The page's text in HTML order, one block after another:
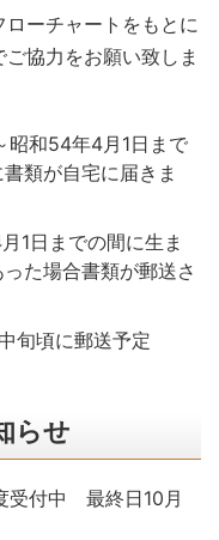
ーチャートをもとに
協力をお願い致しま
昭和54年4月1日まで
類が自宅に届きま
1日までの間に生ま
た場合書類が郵送さ
旬頃に郵送予定
らせ
受付中 最終日10月